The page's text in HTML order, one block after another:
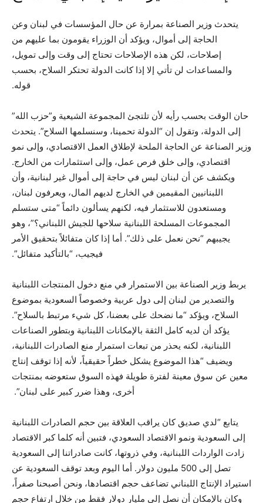
يتحدث وزير الصناعة بمرارة عن حال المؤسسات في لبنان وعن
الحاجة إلى أموال، ويؤكد أن الوزراء يقومون بما عليهم من
إصلاحات، لكن هذه الإصلاحات تحتاج إلى وقت وإلى تمويل،
والمساعدات لن تأتي إلا إذا كانت الدولة تحتكر السلاح، بحسب
قوله.
حان الوقت بحسب رأيه لأن تلتجئ المجموعة الشيعية و”حزب الله”
إلى الدولة، وتقول إن “الدولة تحمينا، وسنسلمها السلاح”. يتحدث
وزير الصناعة عن الحاجة الملحة لإطلاق العمل الاقتصادي، وإلى نمو
اقتصادي، وإلى خلق فرص عمل، وإلى استثمارات من الخارج.
ويكشف عن أن لبنان ليس في حاجة إلى أموال غير لبنانية، وأن
اللبنانيين المقيمين في الخارج لديهم المال، ويعرفون لبنان،
ومستعدون للاستثمار فيه، لكنهم يسألون دائماً “متى ستسلم
المجموعات المسلحة اللبنانية سلاحها للجيش اللبناني؟”، وهو
يجيبهم “نحن نعمل على ذلك”. أما إذا كان متفائلاً بتحقيق الأمر
فيجيب، “بالتأكيد متفائل”.
يربط وزير الصناعة بين الاستمرار في منع دخول المنتجات اللبنانية
والتصدير من لبنان إلى دول عربية وخصوصاً السعودية بموضوع
السلاح، ويؤكد “ما نضحك على بعضنا، كل شيء مرتبط بالسلاح”.
يؤكد أن لديه كامل الثقة بالإمكانات اللبنانية وبتطور الصناعات
اللبنانية، لكنه يحذر من تبعات استمرار منع الصادرات اللبنانية،
ويضيف “هذا الموضوع يشكل خطراً حقيقياً، لأنه إذا توقف إنتاج
معين عن سوق معينة لفترة طويلة فهذه السوق ستعوضه بمنتجات
أخرى، وهذا ضرر كبير على لبنان”.
يتابع “لدي صديق كان يراقب العلاقة بين حجم الصادرات اللبنانية
إلى السعودية ونمو الاقتصاد السعودي، فتبين أنه كلما كبر الاقتصاد
زادت الواردات اللبنانية، وفي ذروتها، كانت صادراتنا إلى السعودية
تصل إلى 500 مليون دولار. أما اليوم وبعد توقف السعودية عن
استيراد الإنتاج اللبناني تضاعف حجم اقتصادها، ونحن أصبحنا صفراً،
وكان بالإمكان أن نصل إلى مليار دولار فقط من خلال ارتفاع حجم